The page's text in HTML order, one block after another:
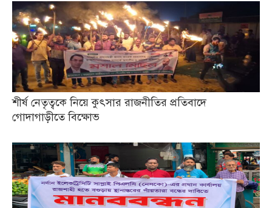
শীর্ষ নেতৃত্বকে নিয়ে কুৎসার রাজনীতির প্রতিবাদে
গোদাগাড়ীতে বিক্ষোভ